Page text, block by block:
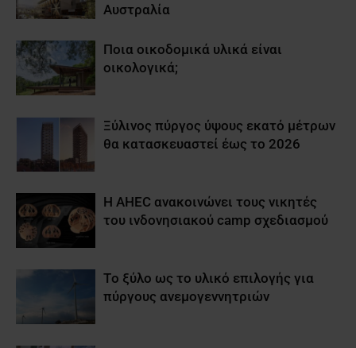
Αυστραλία
Ποια οικοδομικά υλικά είναι
οικολογικά;
Ξύλινος πύργος ύψους εκατό μέτρων
θα κατασκευαστεί έως το 2026
Η AHEC ανακοινώνει τους νικητές
του ινδονησιακού camp σχεδιασμού
Tο ξύλο ως το υλικό επιλογής για
πύργους ανεμογεννητριών